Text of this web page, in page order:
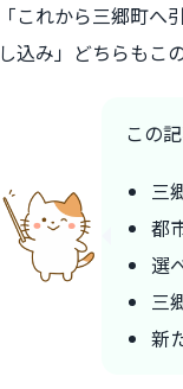
「これから三郷町
し込み」どちらもこ
この
三
都
選
三
新